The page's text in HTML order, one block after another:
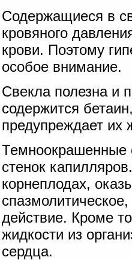
Содержащиеся в
кровяного
крови. Поэтому
особое внимание.
Свекла полезна и
содержится
предупреждает их
Темноокрашенные
стенок
корнеплодах,
действие. Кроме
жидкости из
сердца.